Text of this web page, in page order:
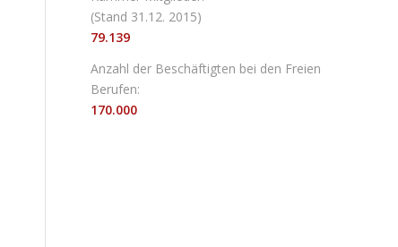
(Stand 31.12. 2015)
79.139
Anzahl der Beschäftigten bei den Freien
Berufen:
170.000